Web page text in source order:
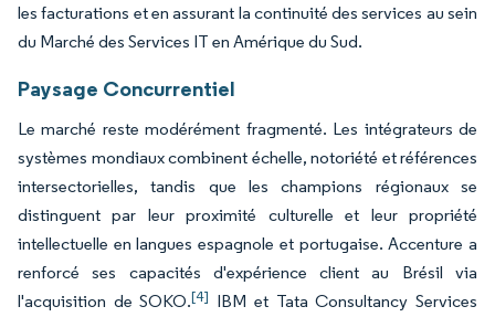
les facturations et en assurant la continuité des services au sein
du Marché des Services IT en Amérique du Sud.
Paysage Concurrentiel
Le marché reste modérément fragmenté. Les intégrateurs de
systèmes mondiaux combinent échelle, notoriété et références
intersectorielles, tandis que les champions régionaux se
distinguent par leur proximité culturelle et leur propriété
intellectuelle en langues espagnole et portugaise. Accenture a
renforcé ses capacités d'expérience client au Brésil via
l'acquisition de SOKO.[4] IBM et Tata Consultancy Services